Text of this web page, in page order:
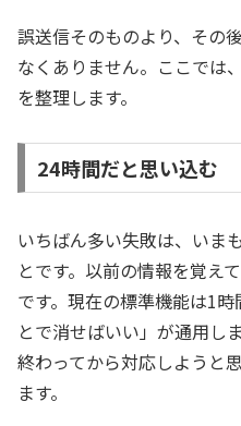
誤送信そのものより、その
なくありません。ここでは
を整理します。
24時間だと思い込む
いちばん多い失敗は、いま
とです。以前の情報を覚え
です。現在の標準機能は1
とで消せばいい」が通用し
終わってから対応しようと
ます。